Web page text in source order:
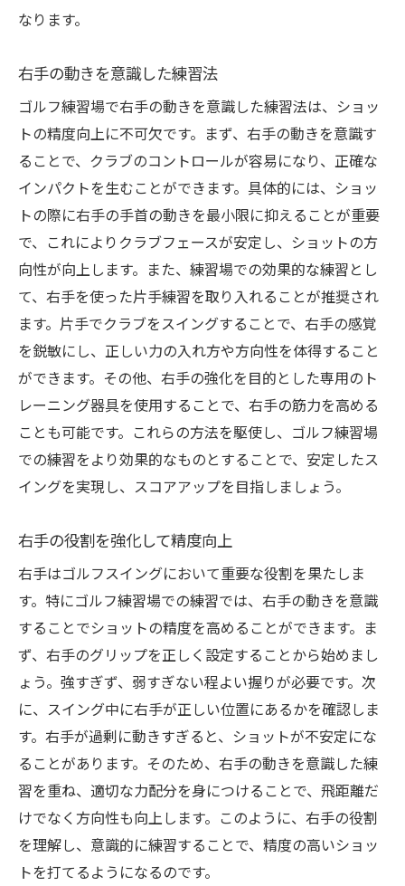
なります。
右手の動きを意識した練習法
ゴルフ練習場で右手の動きを意識した練習法は、ショッ
トの精度向上に不可欠です。まず、右手の動きを意識す
ることで、クラブのコントロールが容易になり、正確な
インパクトを生むことができます。具体的には、ショッ
トの際に右手の手首の動きを最小限に抑えることが重要
で、これによりクラブフェースが安定し、ショットの方
向性が向上します。また、練習場での効果的な練習とし
て、右手を使った片手練習を取り入れることが推奨され
ます。片手でクラブをスイングすることで、右手の感覚
を鋭敏にし、正しい力の入れ方や方向性を体得すること
ができます。その他、右手の強化を目的とした専用のト
レーニング器具を使用することで、右手の筋力を高める
ことも可能です。これらの方法を駆使し、ゴルフ練習場
での練習をより効果的なものとすることで、安定したス
イングを実現し、スコアアップを目指しましょう。
右手の役割を強化して精度向上
右手はゴルフスイングにおいて重要な役割を果たしま
す。特にゴルフ練習場での練習では、右手の動きを意識
することでショットの精度を高めることができます。ま
ず、右手のグリップを正しく設定することから始めまし
ょう。強すぎず、弱すぎない程よい握りが必要です。次
に、スイング中に右手が正しい位置にあるかを確認しま
す。右手が過剰に動きすぎると、ショットが不安定にな
ることがあります。そのため、右手の動きを意識した練
習を重ね、適切な力配分を身につけることで、飛距離だ
けでなく方向性も向上します。このように、右手の役割
を理解し、意識的に練習することで、精度の高いショッ
トを打てるようになるのです。